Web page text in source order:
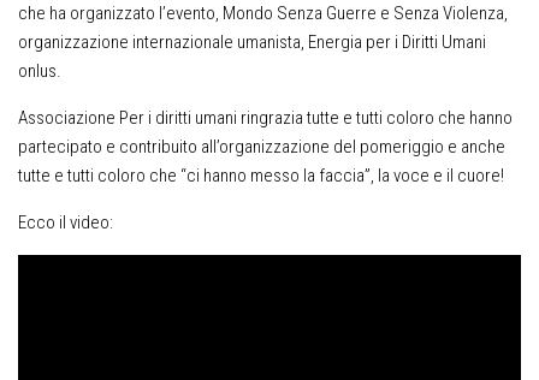
che ha organizzato l’evento, Mondo Senza Guerre e Senza Violenza,
organizzazione internazionale umanista, Energia per i Diritti Umani
onlus.
Associazione Per i diritti umani ringrazia tutte e tutti coloro che hanno
partecipato e contribuito all’organizzazione del pomeriggio e anche
tutte e tutti coloro che “ci hanno messo la faccia”, la voce e il cuore!
Ecco il video: